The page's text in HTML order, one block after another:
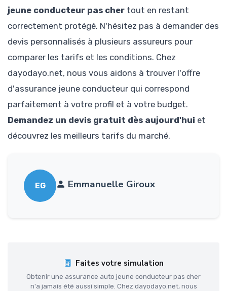
jeune conducteur pas cher tout en restant
correctement protégé. N'hésitez pas à demander des
devis personnalisés à plusieurs assureurs pour
comparer les tarifs et les conditions. Chez
dayodayo.net, nous vous aidons à trouver l'offre
d'assurance jeune conducteur qui correspond
parfaitement à votre profil et à votre budget.
Demandez un devis gratuit dès aujourd'hui et
découvrez les meilleurs tarifs du marché.
EG Emmanuelle Giroux
Faites votre simulation
Obtenir une assurance auto jeune conducteur pas cher
n'a jamais été aussi simple. Chez dayodayo.net, nous